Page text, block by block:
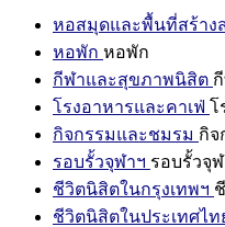
หอสมุดและพื้นที่สร้าง
หอพัก หอพัก
กีฬาและสุขภาพนิสิต
โรงอาหารและคาเฟ่ โ
กิจกรรมและชมรม กิจ
รอบรั้วจุฬาฯ รอบรั้วจุ
ชีวิตนิสิตในกรุงเทพฯ
ชีวิตนิสิตในประเทศไท